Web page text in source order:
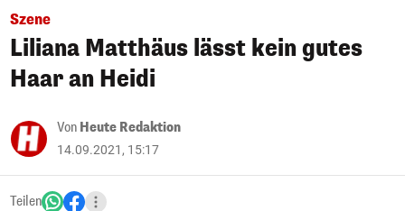
Szene
Liliana Matthäus lässt kein gutes
Haar an Heidi
Von Heute Redaktion
14.09.2021, 15:17
Teilen